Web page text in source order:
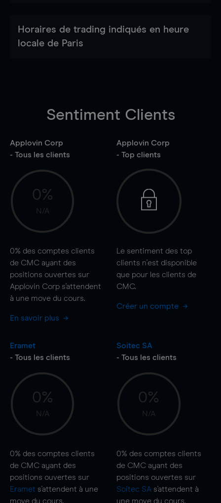
Horaires de trading indiqués en heure
locale de Paris
Sentiment Clients
Applovin Corp
- Tous les clients
0%
N/A
0% des comptes clients
de CMC ayant des
positions ouvertes sur
Applovin Corp s'attendent
à une move du cours.
En savoir plus
Applovin Corp
- Top clients
Le sentiment des top
clients n'est disponible
que pour les clients de
CMC.
Créer un compte
Eramet
- Tous les clients
0%
N/A
0% des comptes clients
de CMC ayant des
positions ouvertes sur
Eramet s'attendent à une
move du cours.
Soitec SA
- Tous les clients
0%
N/A
0% des comptes clients
de CMC ayant des
positions ouvertes sur
Soitec SA s'attendent à
une move du cours.